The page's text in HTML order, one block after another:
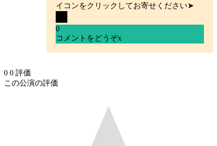
イコンをクリックしてお寄せください➤
0
コメントをどうぞx
0 0 評価
この公演の評価